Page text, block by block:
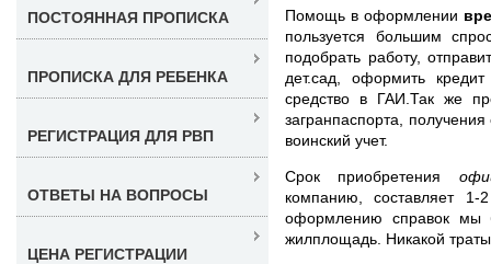
Помощь в оформлении
пользуется большим
подобрать работу,
дет.сад, оформить
средство в ГАИ.Так же
загранпаспорта,
воинский учет.
Срок приобретения
компанию, составляет
оформлению справок мы
жилплощадь. Никакой
ПОСТОЯННАЯ ПРОПИСКА
ПРОПИСКА ДЛЯ РЕБЕНКА
РЕГИСТРАЦИЯ ДЛЯ РВП
ОТВЕТЫ НА ВОПРОСЫ
ЦЕНА РЕГИСТРАЦИИ